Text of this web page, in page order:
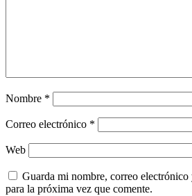
Nombre *
Correo electrónico *
Web
Guarda mi nombre, correo electrónico
para la próxima vez que comente.